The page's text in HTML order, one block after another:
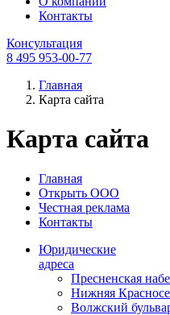
Контакты
Консультация
8 495 953‑00‑77
Главная
Карта сайта
Карта сайта
Главная
Открыть ООО
Честная реклама
Контакты
Юридические
адреса
Пресненская
Нижняя
Волжский